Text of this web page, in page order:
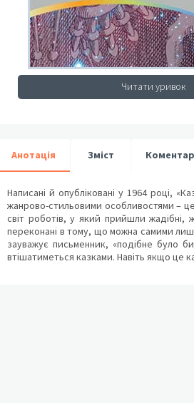
Читати уривок
Анотація Зміст
Написані й опубліковані у 1964 році,
жанрово-стильовими особливостями –
світ роботів, у який прийшли жадібні,
переконані в тому, що можна самими
зауважує письменник, «подібне було
втішатиметься казками. Навіть якщо це